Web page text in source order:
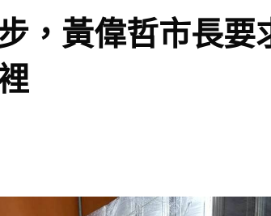
，黃偉哲市長要